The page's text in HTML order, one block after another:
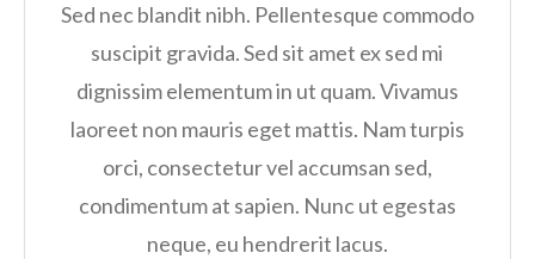
Sed nec blandit nibh. Pellentesque commodo
suscipit gravida. Sed sit amet ex sed mi
dignissim elementum in ut quam. Vivamus
laoreet non mauris eget mattis. Nam turpis
orci, consectetur vel accumsan sed,
condimentum at sapien. Nunc ut egestas
neque, eu hendrerit lacus.